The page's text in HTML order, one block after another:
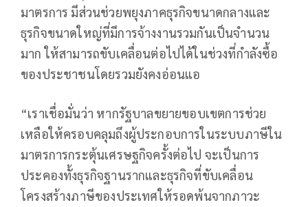
มาตรการ มีส่วนช่วยพยุงภาคธุรกิจขนาดกลางและ
ธุรกิจขนาดใหญ่ที่มีการจ้างงานรวมกันเป็นจำนวน
มาก ให้สามารถขับเคลื่อนต่อไปได้ในช่วงที่กำลังซื้อ
ของประชาชนโดยรวมยังคงอ่อนแอ
“เราเชื่อมั่นว่า หากรัฐบาลขยายขอบเขตการช่วย
เหลือให้ครอบคลุมถึงผู้ประกอบการในระบบภาษีใน
มาตรการกระตุ้นเศรษฐกิจครั้งต่อไป จะเป็นการ
ประคองทั้งธุรกิจฐานรากและธุรกิจที่ขับเคลื่อน
โครงสร้างภาษีของประเทศให้รอดพ้นจากภาวะ